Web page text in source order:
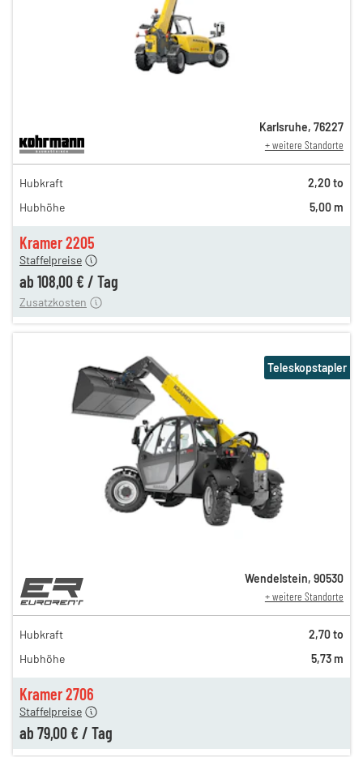
Kramer 2205
188,00 €
153,00 €
130,00 €
Staffelpreise
ab 108,00 € / Tag
12,00 €
Zusatzkosten
Karlsruhe, 76227
+ weitere Standorte
Hubkraft
2,20 to
Hubhöhe
5,00 m
Kramer 2706
159,00 €
129,00 €
119,00 €
99,00 €
Staffelpreise
ab 79,00 € / Tag
Teleskopstapler
Wendelstein, 90530
+ weitere Standorte
Hubkraft
2,70 to
Hubhöhe
5,73 m